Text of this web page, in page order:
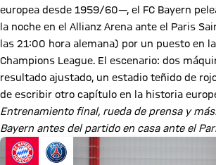
europea desde 1959/60—, el FC Bayern
la noche en el Allianz Arena ante el Paris
las 21:00 hora alemana) por un puesto en
Champions League. El escenario: dos
resultado ajustado, un estadio teñido de
de escribir otro capítulo en la historia
Entrenamiento final, rueda de prensa y
Bayern antes del partido en casa ante el